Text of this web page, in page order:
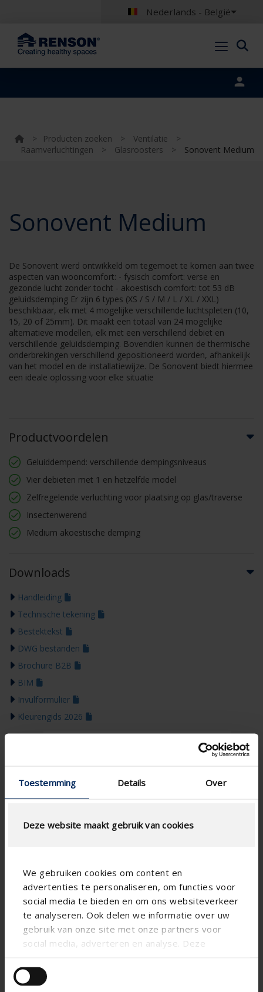
Toestemming Details Over
Deze website maakt gebruik van cookies
We gebruiken cookies om content en
advertenties te personaliseren, om functies voor
social media te bieden en om ons websiteverkeer
te analyseren. Ook delen we informatie over uw
gebruik van onze site met onze partners voor
social media, adverteren en analyse. Deze
andere informatie die u aan ze heeft verstrekt of
die ze hebben verzameld op basis van uw gebruik
Nederlands - België
> Producten zoeken > Ventilatie
>
Raamverluchtingen
> Glasroosters > Sonovent Medium
Sonovent Medium
De Sonovent werd ontwikkeld om tegemoet te komen aan twee
aspecten van wooncomfort: - fysisch comfort: verse en
gezonde lucht zonder tocht - akoestisch comfort: tot 53 dB
geluidsdemping Er zijn 6 types (XS / S / M / L / XL / XXL)
beschikbaar, elk met 4 mogelijke verschillende luchtspleten (10,
15, 20 of 25mm). Dit maakt een totaal van 24 mogelijke
alternatieve modellen, elk met een verschillend debiet en
verschillende geluidsdemping. Bovendien kunnen de thermische
onderbrekingen verschillend gepositioneerd worden, afhankelijk
van het model en de installatiewijze. De Sonovent biedt hiermee
een ideale oplossing voor elke situatie
Productvoordelen
Geluiddempend: verschillende dempingsniveaus
Vier debieten met 1 en hetzelfde model
Zelfregelende verluchting voor plaatsing op glas/traverse
Insectenwerend
Medium akoestische demping
Downloads
Handleiding
Technische tekening
Bestektekst
DWG bestanden
Brochure B2B
BIM
Invulformulier
Kleurengids 2026